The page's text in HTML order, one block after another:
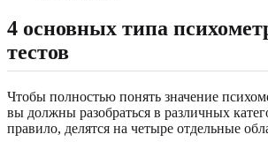
4 основных типа
тестов
Чтобы полностью понять значение
вы должны разобраться в различных
правило, делятся на четыре отдельные